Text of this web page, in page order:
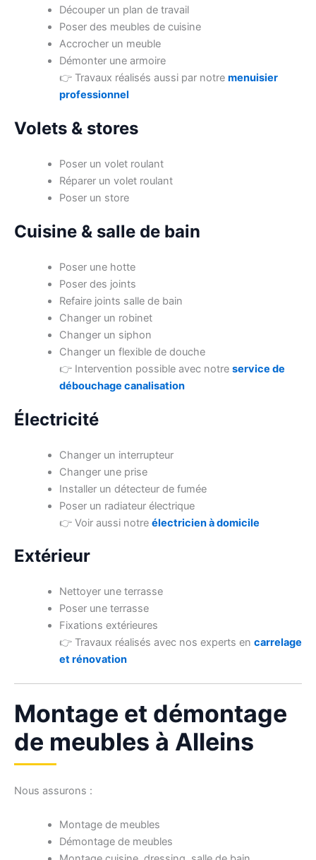
Découper un plan de travail
Poser des meubles de cuisine
Accrocher un meuble
Démonter une armoire
👉 Travaux réalisés aussi par notre menuisier
professionnel
Volets & stores
Poser un volet roulant
Réparer un volet roulant
Poser un store
Cuisine & salle de bain
Poser une hotte
Poser des joints
Refaire joints salle de bain
Changer un robinet
Changer un siphon
Changer un flexible de douche
👉 Intervention possible avec notre service de
débouchage canalisation
Électricité
Changer un interrupteur
Changer une prise
Installer un détecteur de fumée
Poser un radiateur électrique
👉 Voir aussi notre électricien à domicile
Extérieur
Nettoyer une terrasse
Poser une terrasse
Fixations extérieures
👉 Travaux réalisés avec nos experts en carrelage
et rénovation
Montage et démontage
de meubles à Alleins
Nous assurons :
Montage de meubles
Démontage de meubles